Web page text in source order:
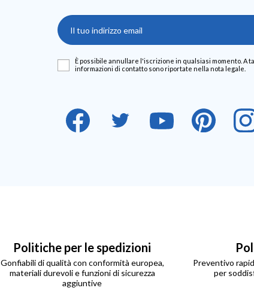
È possibile annullare l'iscrizione in qualsiasi momento. A
informazioni di contatto sono riportate nella nota legale.
Politiche per le spedizioni
Gonfiabili di qualità con conformità europea,
materiali durevoli e funzioni di sicurezza
aggiuntive
Preventivo
per